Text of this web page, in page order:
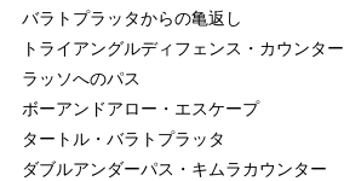
バラトプラッタからの亀返し
トライアングルディフェンス・カウンター
ラッソへのパス
ボーアンドアロー・エスケープ
タートル・バラトプラッタ
ダブルアンダーパス・キムラカウンター